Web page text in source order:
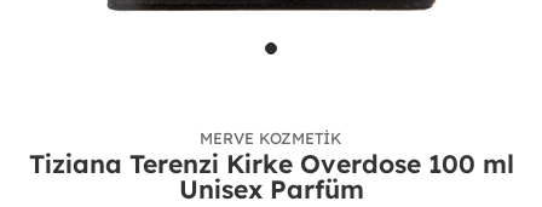
MERVE KOZMETIK
Tiziana Terenzi Kirke Overdose 100 ml
Unisex Parfüm